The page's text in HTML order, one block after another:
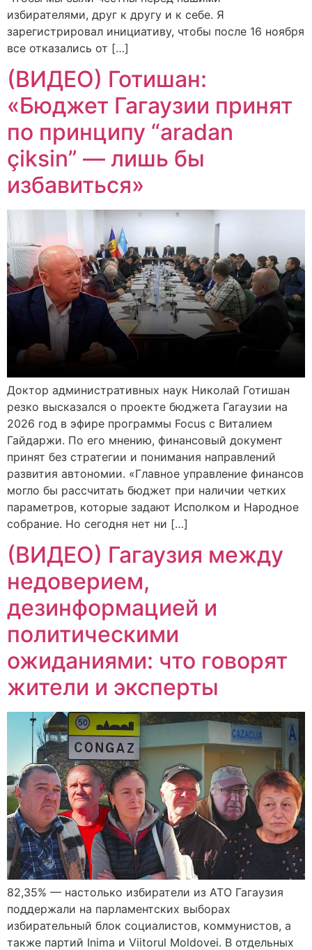
избирателями, друг к другу и к себе. Я
зарегистрировал инициативу, чтобы после 16 ноября
все отказались от […]
(ВИДЕО) Готишан:
«Бюджет Гагаузии принят
по принципу “aradan
çiksin” — лишь бы
избавиться»
Доктор административных наук Николай Готишан
резко высказался о проекте бюджета Гагаузии на
2026 год в эфире программы Focus с Виталием
Гайдаржи. По его мнению, финансовый документ
принят без стратегии и понимания направлений
развития автономии. «Главное управление финансов
могло бы рассчитать бюджет при наличии четких
параметров, которые задают Исполком и Народное
собрание. Но сегодня нет ни […]
(ВИДЕО) Гагаузия между
недоверием,
дезинформацией и
политическими
ожиданиями: что говорят
жители и эксперты
82,35% — настолько избиратели из АТО Гагаузия
поддержали на парламентских выборах
избирательный блок социалистов, коммунистов, а
также партий Inima и Viitorul Moldovei. В отдельных